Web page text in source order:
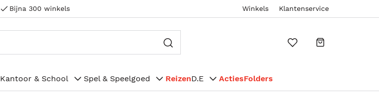
Bijna 300 winkels Winkels Klantenservice
Kantoor & School Spel & Speelgoed ReizenD.E ActiesFolders